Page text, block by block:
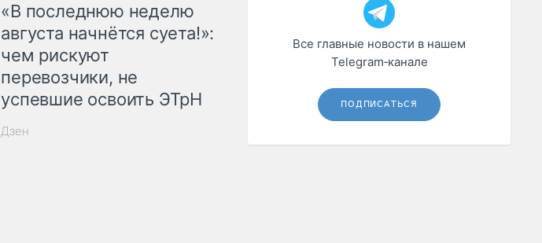
«В последнюю неделю
августа начнётся суета!»:
чем рискуют
перевозчики, не
успевшие освоить ЭТрН
Дзен
Все главные новости в нашем
Telegram‑канале
ПОДПИСАТЬСЯ